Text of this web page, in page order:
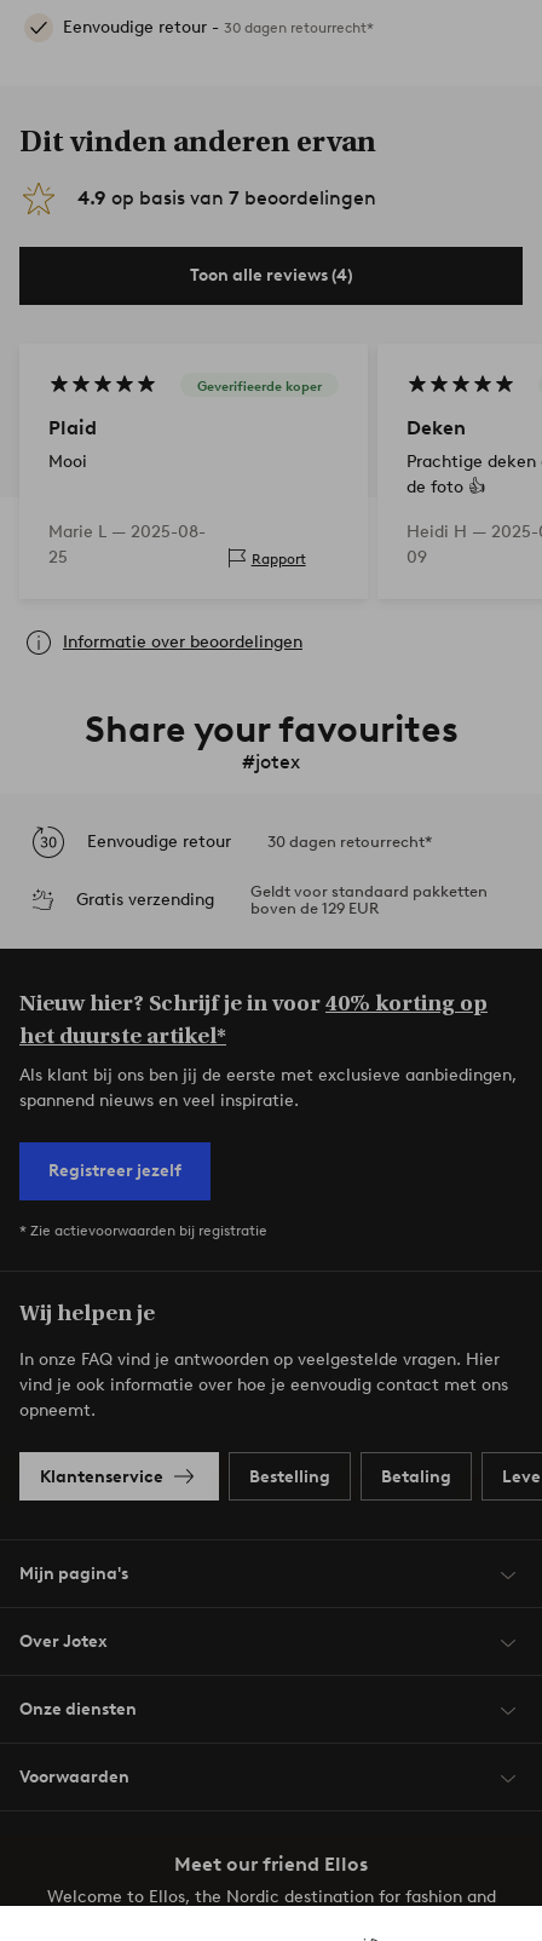
Eenvoudige retour - 30 dagen retourrecht*
Dit vinden anderen ervan
4.9 op basis van 7 beoordelingen
Toon alle reviews (4)
Geverifieerde koper
Plaid
Mooi
Marie L — 2025-08-
25
Rapport
Deken
Prachtige deken
de foto 👍
Heidi H —
09
Informatie over beoordelingen
Share your favourites
#jotex
Eenvoudige retour 30 dagen retourrecht*
Gratis verzending
Geldt voor standaard pakketten
boven de 129 EUR
Nieuw hier? Schrijf je in voor40% korting op
het duurste artikel*
Als klant bij ons ben jij de eerste met exclusieve aanbiedingen,
spannend nieuws en veel inspiratie.
Registreer jezelf
* Zie actievoorwaarden bij registratie
Wij helpen je
In onze FAQ vind je antwoorden op veelgestelde vragen. Hier
vind je ook informatie over hoe je eenvoudig contact met ons
opneemt.
Klantenservice Bestelling Betaling
Mijn pagina's
Over Jotex
Onze diensten
Voorwaarden
Meet our friend Ellos
Welcome to Ellos, the Nordic destination for fashion and